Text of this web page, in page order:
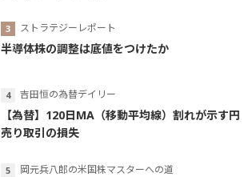
ストラテジーレポート
半導体株の調整は底値をつけたか
吉田恒の為替デイリー
【為替】120日MA（移動平均線）割れが示す円
売り取引の損失
岡元兵八郎の米国株マスターへの道